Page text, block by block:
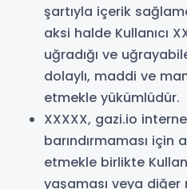
şartıyla içerik
aksi halde Kullanıcı
uğradığı ve
dolaylı, maddi ve
etmekle yükümlüdür.
XXXXX, gazi.io
barındırmaması için
etmekle birlikte
yaşaması veya diğer